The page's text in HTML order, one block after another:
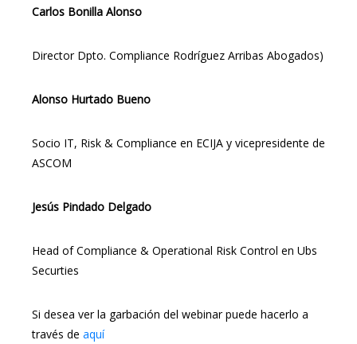
Carlos Bonilla Alonso
Director Dpto. Compliance Rodríguez Arribas Abogados)
Alonso Hurtado Bueno
Socio IT, Risk & Compliance en ECIJA y vicepresidente de
ASCOM
Jesús Pindado Delgado
Head of Compliance & Operational Risk Control en Ubs
Securties
Si desea ver la garbación del webinar puede hacerlo a
través de aquí